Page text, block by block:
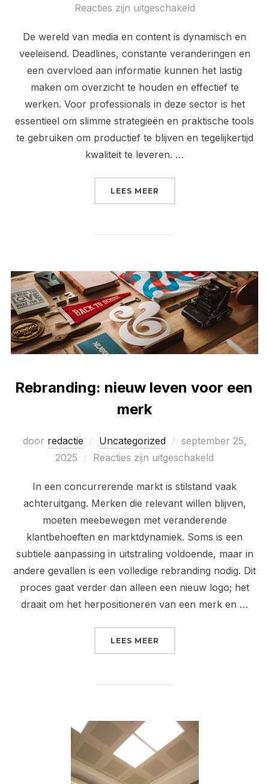
op
Reacties zijn uitgeschakeld
De wereld van media en content is dynamisch en
veeleisend. Deadlines, constante veranderingen en
een overvloed aan informatie kunnen het lastig
maken om overzicht te houden en effectief te
werken. Voor professionals in deze sector is het
essentieel om slimme strategieën en praktische tools
te gebruiken om productief te blijven en tegelijkertijd
kwaliteit te leveren. …
LEES MEER
Rebranding: nieuw leven voor een
merk
door redactie Uncategorized
Geplaatst
op
september 25,
2025
Reacties zijn uitgeschakeld
In een concurrerende markt is stilstand vaak
achteruitgang. Merken die relevant willen blijven,
moeten meebewegen met veranderende
klantbehoeften en marktdynamiek. Soms is een
subtiele aanpassing in uitstraling voldoende, maar in
andere gevallen is een volledige rebranding nodig. Dit
proces gaat verder dan alleen een nieuw logo; het
draait om het herpositioneren van een merk en …
LEES MEER